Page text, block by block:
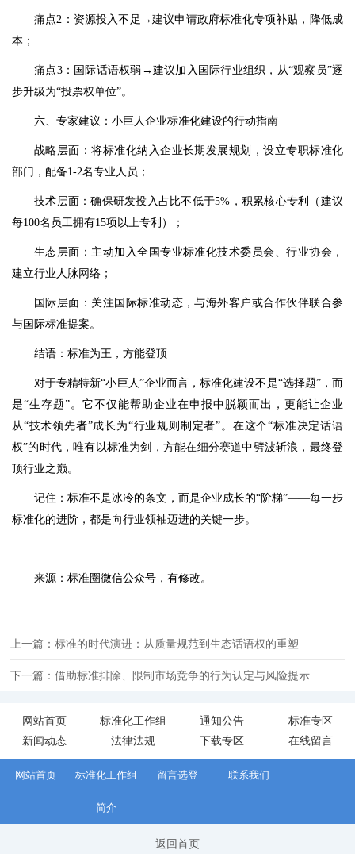
痛点2：资源投入不足→建议申请政府标准化专项补贴，降低成
本；
痛点3：国际话语权弱→建议加入国际行业组织，从“观察员”逐
步升级为“投票权单位”。
六、专家建议：小巨人企业标准化建设的行动指南
战略层面：将标准化纳入企业长期发展规划，设立专职标准化
部门，配备1-2名专业人员；
技术层面：确保研发投入占比不低于5%，积累核心专利（建议
每100名员工拥有15项以上专利）；
生态层面：主动加入全国专业标准化技术委员会、行业协会，
建立行业人脉网络；
国际层面：关注国际标准动态，与海外客户或合作伙伴联合参
与国际标准提案。
结语：标准为王，方能登顶
对于专精特新“小巨人”企业而言，标准化建设不是“选择题”，而
是“生存题”。它不仅能帮助企业在申报中脱颖而出，更能让企业
从“技术领先者”成长为“行业规则制定者”。在这个“标准决定话语
权”的时代，唯有以标准为剑，方能在细分赛道中劈波斩浪，最终登
顶行业之巅。
记住：标准不是冰冷的条文，而是企业成长的“阶梯”——每一步
标准化的进阶，都是向行业领袖迈进的关键一步。
来源：标准圈微信公众号，有修改。
上一篇：标准的时代演进：从质量规范到生态话语权的重塑
下一篇：借助标准排除、限制市场竞争的行为认定与风险提示
网站首页 标准化工作组 通知公告
标准专区
新闻动态
法律法规 下载专区 在线留言
网站首页 标准化工作组
简介
留言选登 联系我们
返回首页